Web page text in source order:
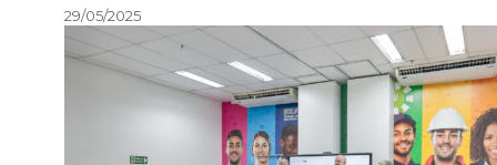
29/05/2025